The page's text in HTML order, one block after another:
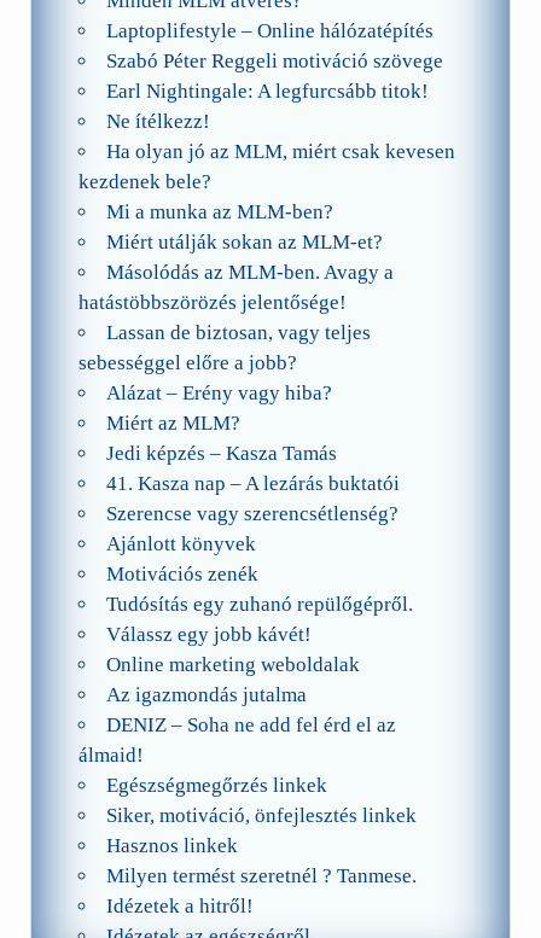
Laptoplifestyle – Online hálózatépítés
Szabó Péter Reggeli motiváció szövege
Earl Nightingale: A legfurcsább titok!
Ne ítélkezz!
Ha olyan jó az MLM, miért csak kevesen
kezdenek bele?
Mi a munka az MLM-ben?
Miért utálják sokan az MLM-et?
Másolódás az MLM-ben. Avagy a
hatástöbbszörözés jelentősége!
Lassan de biztosan, vagy teljes
sebességgel előre a jobb?
Alázat – Erény vagy hiba?
Miért az MLM?
Jedi képzés – Kasza Tamás
41. Kasza nap – A lezárás buktatói
Szerencse vagy szerencsétlenség?
Ajánlott könyvek
Motivációs zenék
Tudósítás egy zuhanó repülőgépről.
Válassz egy jobb kávét!
Online marketing weboldalak
Az igazmondás jutalma
DENIZ – Soha ne add fel érd el az
álmaid!
Egészségmegőrzés linkek
Siker, motiváció, önfejlesztés linkek
Hasznos linkek
Milyen termést szeretnél ? Tanmese.
Idézetek a hitről!